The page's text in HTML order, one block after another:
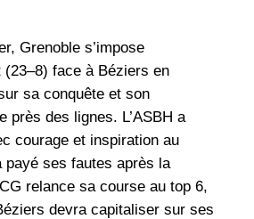
Grenoble s’impose
(23–8) face à Béziers en
sa conquête et son
près des lignes. L’ASBH a
courage et inspiration au
payé ses fautes après la
relance sa course au top 6,
devra capitaliser sur ses